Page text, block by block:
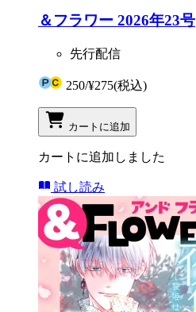
＆フラワー 2026年23号
先行配信
250/¥275(税込)
カートに追加
カートに追加しました
試し読み